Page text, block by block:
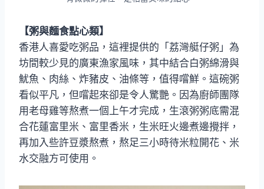
【粥與麵食點心類】
香港人喜愛吃粥品，這裡提供的「荔灣艇仔粥」為
坊間較少見的廣東漁家風味，其中結合白粥綿滑與
魷魚、肉絲、炸豬皮、油條等，值得嚐鮮。這碗粥
看似平凡，但嚐起來卻是令人驚艷。因為廚師團隊
用老母雞等熬煮一個上午才完成，生滾粥粥底需混
合花蓮富里米、富里香米，生米旺火邊煮邊攪拌，
再加入些許豆漿熬煮，熬足三小時待米粒開花、米
水交融方可使用。